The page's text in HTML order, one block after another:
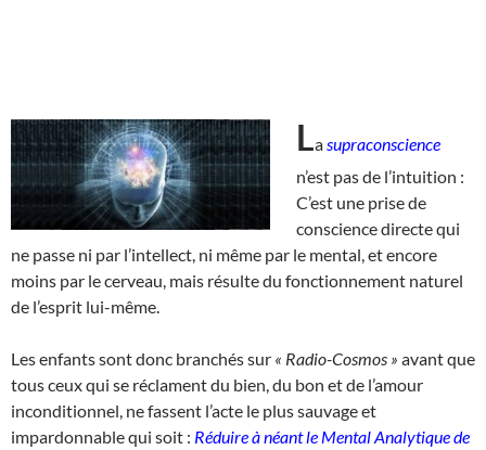
La supraconscience
n’est pas de l’intuition :
C’est une prise de
conscience directe qui
ne passe ni par l’intellect, ni même par le mental, et encore
moins par le cerveau, mais résulte du fonctionnement naturel
de l’esprit lui-même.
Les enfants sont donc branchés sur « Radio-Cosmos » avant que
tous ceux qui se réclament du bien, du bon et de l’amour
inconditionnel, ne fassent l’acte le plus sauvage et
impardonnable qui soit : Réduire à néant le Mental Analytique de